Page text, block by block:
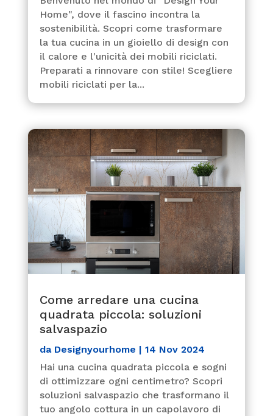
Home", dove il fascino incontra la
sostenibilità. Scopri come trasformare
la tua cucina in un gioiello di design con
il calore e l'unicità dei mobili riciclati.
Preparati a rinnovare con stile! Scegliere
mobili riciclati per la...
Come arredare una cucina
quadrata piccola: soluzioni
salvaspazio
da Designyourhome | 14 Nov 2024
Hai una cucina quadrata piccola e sogni
di ottimizzare ogni centimetro? Scopri
soluzioni salvaspazio che trasformano il
tuo angolo cottura in un capolavoro di